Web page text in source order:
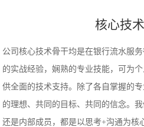
核心技
公司核心技术骨干均是在银行流水服
的实战经验，娴熟的专业技能，可为
供全面的技术支持。除了各自掌握的
的理想、共同的目标、共同的信念。
还是内部成员，都是以思考+沟通为核